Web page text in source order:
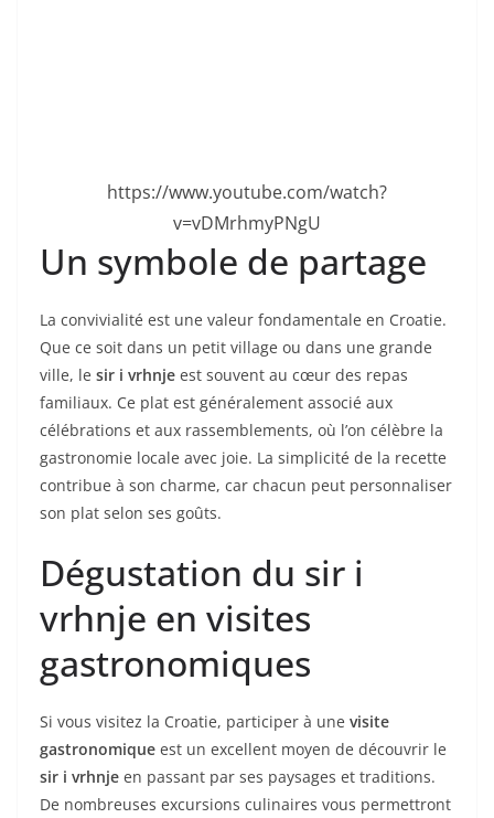
https://www.youtube.com/watch?
v=vDMrhmyPNgU
Un symbole de partage
La convivialité est une valeur fondamentale en Croatie.
Que ce soit dans un petit village ou dans une grande
ville, le sir i vrhnje est souvent au cœur des repas
familiaux. Ce plat est généralement associé aux
célébrations et aux rassemblements, où l’on célèbre la
gastronomie locale avec joie. La simplicité de la recette
contribue à son charme, car chacun peut personnaliser
son plat selon ses goûts.
Dégustation du sir i
vrhnje en visites
gastronomiques
Si vous visitez la Croatie, participer à une visite
gastronomique est un excellent moyen de découvrir le
sir i vrhnje en passant par ses paysages et traditions.
De nombreuses excursions culinaires vous permettront